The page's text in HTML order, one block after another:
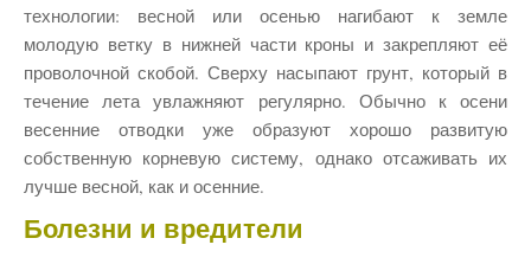
технологии: весной или осенью нагибают к земле
молодую ветку в нижней части кроны и закрепляют её
проволочной скобой. Сверху насыпают грунт, который в
течение лета увлажняют регулярно. Обычно к осени
весенние отводки уже образуют хорошо развитую
собственную корневую систему, однако отсаживать их
лучше весной, как и осенние.
Болезни и вредители